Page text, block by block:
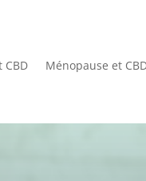
CBD Ménopause et